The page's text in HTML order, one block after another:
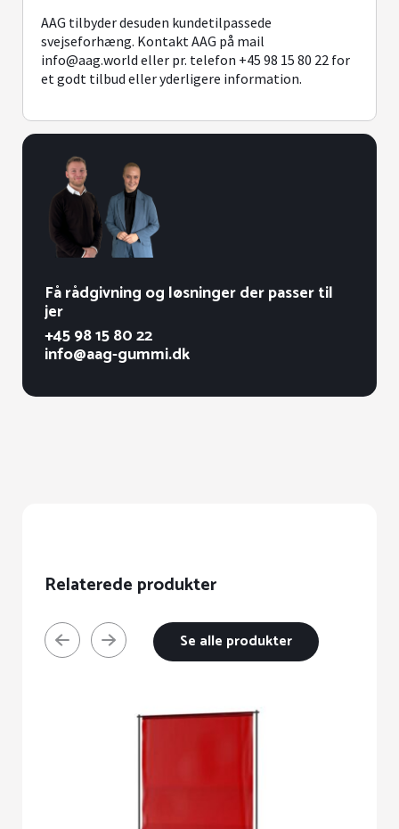
AAG tilbyder desuden kundetilpassede
svejseforhæng. Kontakt AAG på mail
info@aag.world eller pr. telefon +45 98 15 80 22 for
et godt tilbud eller yderligere information.
Få rådgivning og løsninger der passer til
jer
+45 98 15 80 22
info@aag-gummi.dk
Relaterede produkter
Se alle produkter